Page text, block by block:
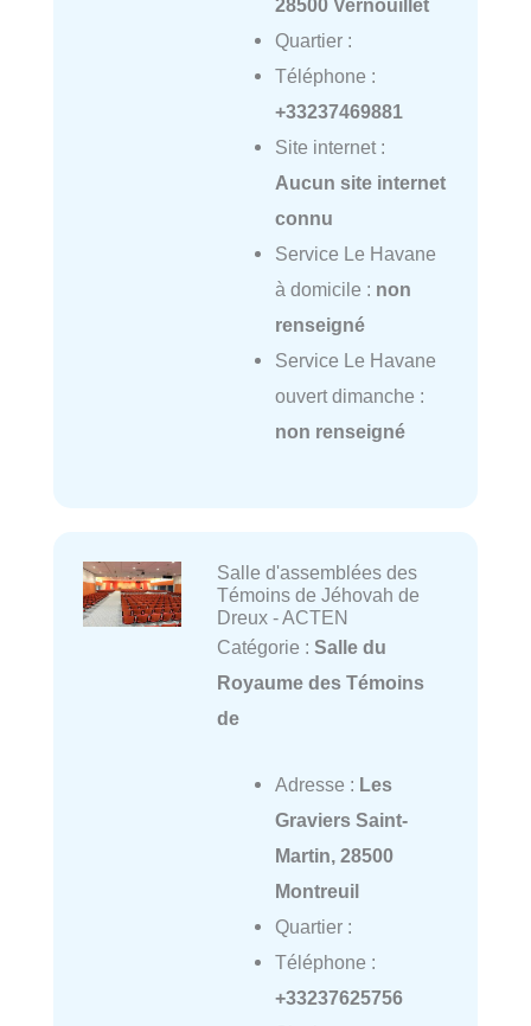
28500 Vernouillet
Quartier :
Téléphone :
+33237469881
Site internet :
Aucun site internet
connu
Service Le Havane
à domicile : non
renseigné
Service Le Havane
ouvert dimanche :
non renseigné
Salle d'assemblées des
Témoins de Jéhovah de
Dreux - ACTEN
Catégorie : Salle du
Royaume des Témoins
de
Adresse : Les
Graviers Saint-
Martin, 28500
Montreuil
Quartier :
Téléphone :
+33237625756